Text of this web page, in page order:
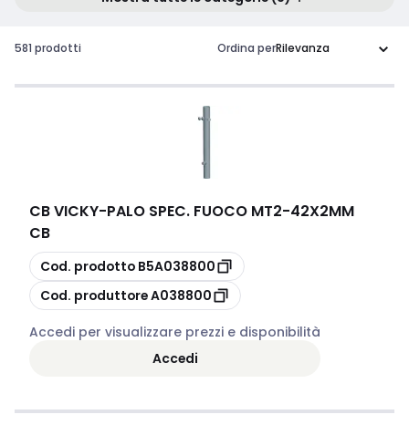
581 prodotti Ordina per
CB VICKY-PALO SPEC. FUOCO MT2-42X2MM
CB
copia
Cod. prodotto B5A038800
copia
Cod. produttoreA038800
Accedi per visualizzare prezzi e disponibilità
Accedi